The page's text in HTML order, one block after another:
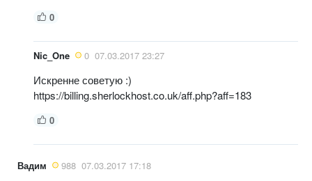
0
Nic_One 0 07.03.2017 23:27
Искренне советую :)
https://billing.sherlockhost.co.uk/aff.php?aff=183
0
Вадим 988 07.03.2017 17:18